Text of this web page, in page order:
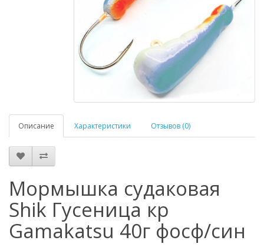
Описание Характеристики Отзывов (0)
Мормышка судаковая
Shik Гусеница кр
Gamakatsu 40г фосф/син